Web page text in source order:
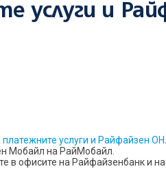
услуги и
услуги и Райфайзен
Мобайл на РайМобайл.
в офисите на Райфайзенбанк и